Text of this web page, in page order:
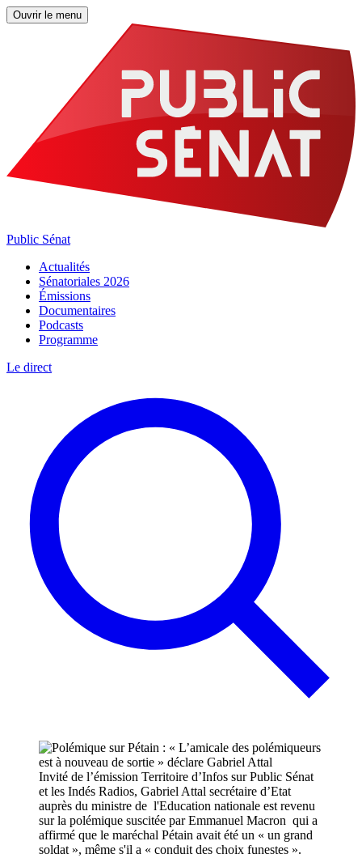
Ouvrir le menu
Public Sénat
Actualités
Sénatoriales 2026
Émissions
Documentaires
Podcasts
Programme
Le direct
Invité de l’émission Territoire d’Infos sur Public Sénat
et les Indés Radios, Gabriel Attal secrétaire d’Etat
auprès du ministre de l'Education nationale est revenu
sur la polémique suscitée par Emmanuel Macron qui a
affirmé que le maréchal Pétain avait été un « un grand
soldat », même s'il a « conduit des choix funestes ».